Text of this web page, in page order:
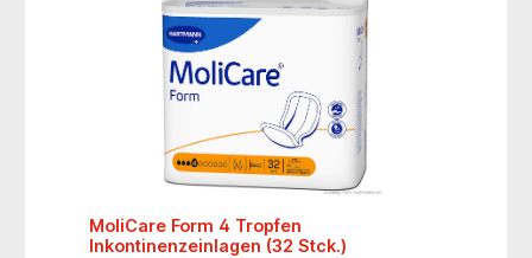
MoliCare Form 4 Tropfen
Inkontinenzeinlagen (32 Stck.)